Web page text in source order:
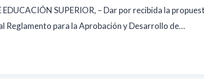
EDUCACIÓN SUPERIOR, – Dar por recibida la
Reglamento para la Aprobación y Desarrollo de…